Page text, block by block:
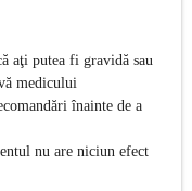
aţi putea fi gravidă sau
medicului
înainte de a
nu are niciun efect